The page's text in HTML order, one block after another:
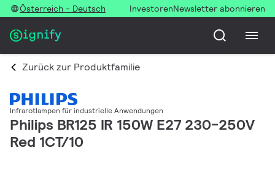
Österreich - Deutsch InvestorenNewsletter abonnieren
Zurück zur Produktfamilie
Infrarotlampen für industrielle Anwendungen
Philips BR125 IR 150W E27 230-250V
Red 1CT/10